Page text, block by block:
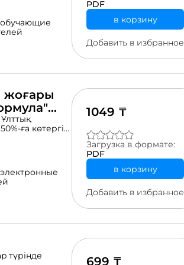
кейіптеу,
арнау,
бар.
обучающие
PDF
в корзину
Добавить в избранное
жоғары
ға көтергісі
бойынша
әр
арқылы да
электронные
1049 ₸
Загрузка в формате:
PDF
в корзину
Добавить в избранное
түрінде
699 ₸